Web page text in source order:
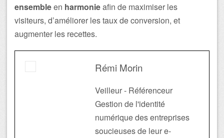
ensembleen harmonieafin de maximiser les
visiteurs, d’améliorer les taux de conversion, et
augmenter les recettes.
Rémi Morin
Veilleur - Référenceur
Gestion de l'identité
numérique des entreprises
soucieuses de leur e-